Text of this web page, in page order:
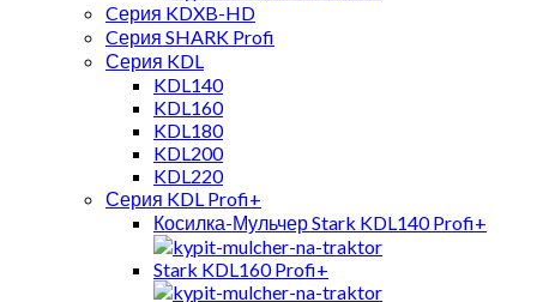
Cерия KDXB-HD
Cерия SHARK Profi
Серия KDL
KDL140
KDL160
KDL180
KDL200
KDL220
Серия KDL Profi+
Косилка-Мульчер Stark KDL140 Profi+
Stark KDL160 Profi+